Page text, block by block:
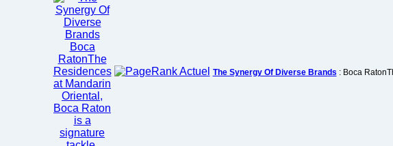
The Synergy Of Diverse Brands : Boca